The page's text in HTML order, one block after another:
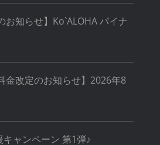
お知らせ】Ko`ALOHA パイナ
金改定のお知らせ】2026年8
ャンペーン 第1弾♪